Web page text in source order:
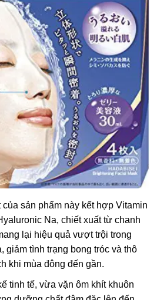
sản phẩm này kết hợp Vitamin
Na, chiết xuất từ chanh
lại hiệu quả vượt trội trong
giảm tình trạng bong tróc và thô
khi mùa đông đến gần.
tinh tế, vừa vặn ôm khít khuôn